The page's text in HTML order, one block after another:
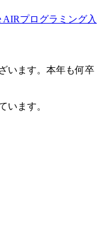
AIRプログラミング入
います。本年も何卒
います。